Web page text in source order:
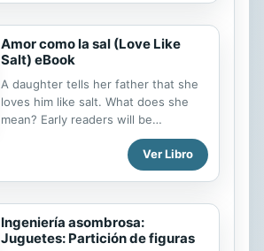
con bellas ilustraciones. Los niños
desarrollarán sus habilidades de
lectura al usar sus propias palabras
para describir lo que está
sucediendo en cada ilustración.
Perfecto tanto para hablantes
nativos de español como para
como segundo idioma, este libro
ayuda a los estudiantes a lograr el
dominio del español.
Amor como la sal (Love Like
Salt) eBook
A daughter tells her father that she
loves him like salt. What does she
mean? Early readers will be
captivated by this heartwarming
version of a classic folk tale.
Kindergartners will increase
comprehension, and vocabulary
through Spanish sight words and
simple phrases. Perfect for both
Ver Libro
Ingeniería asombrosa:
Juguetes: Partición de figuras